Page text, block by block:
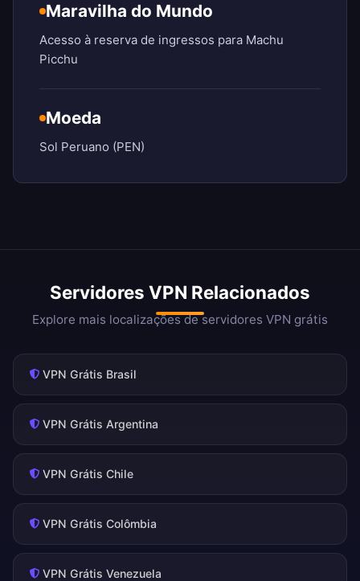
Maravilha do Mundo
Acesso à reserva de ingressos para Machu
Picchu
Moeda
Sol Peruano (PEN)
Servidores VPN Relacionados
Explore mais localizações de servidores VPN grátis
VPN Grátis Brasil
VPN Grátis Argentina
VPN Grátis Chile
VPN Grátis Colômbia
VPN Grátis Venezuela